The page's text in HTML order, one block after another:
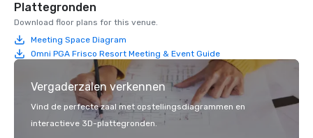
Plattegronden
Download floor plans for this venue.
Meeting Space Diagram
Omni PGA Frisco Resort Meeting & Event Guide
Vergaderzalen verkennen
Vind de perfecte zaal met opstellingsdiagrammen en
interactieve 3D-plattegronden.